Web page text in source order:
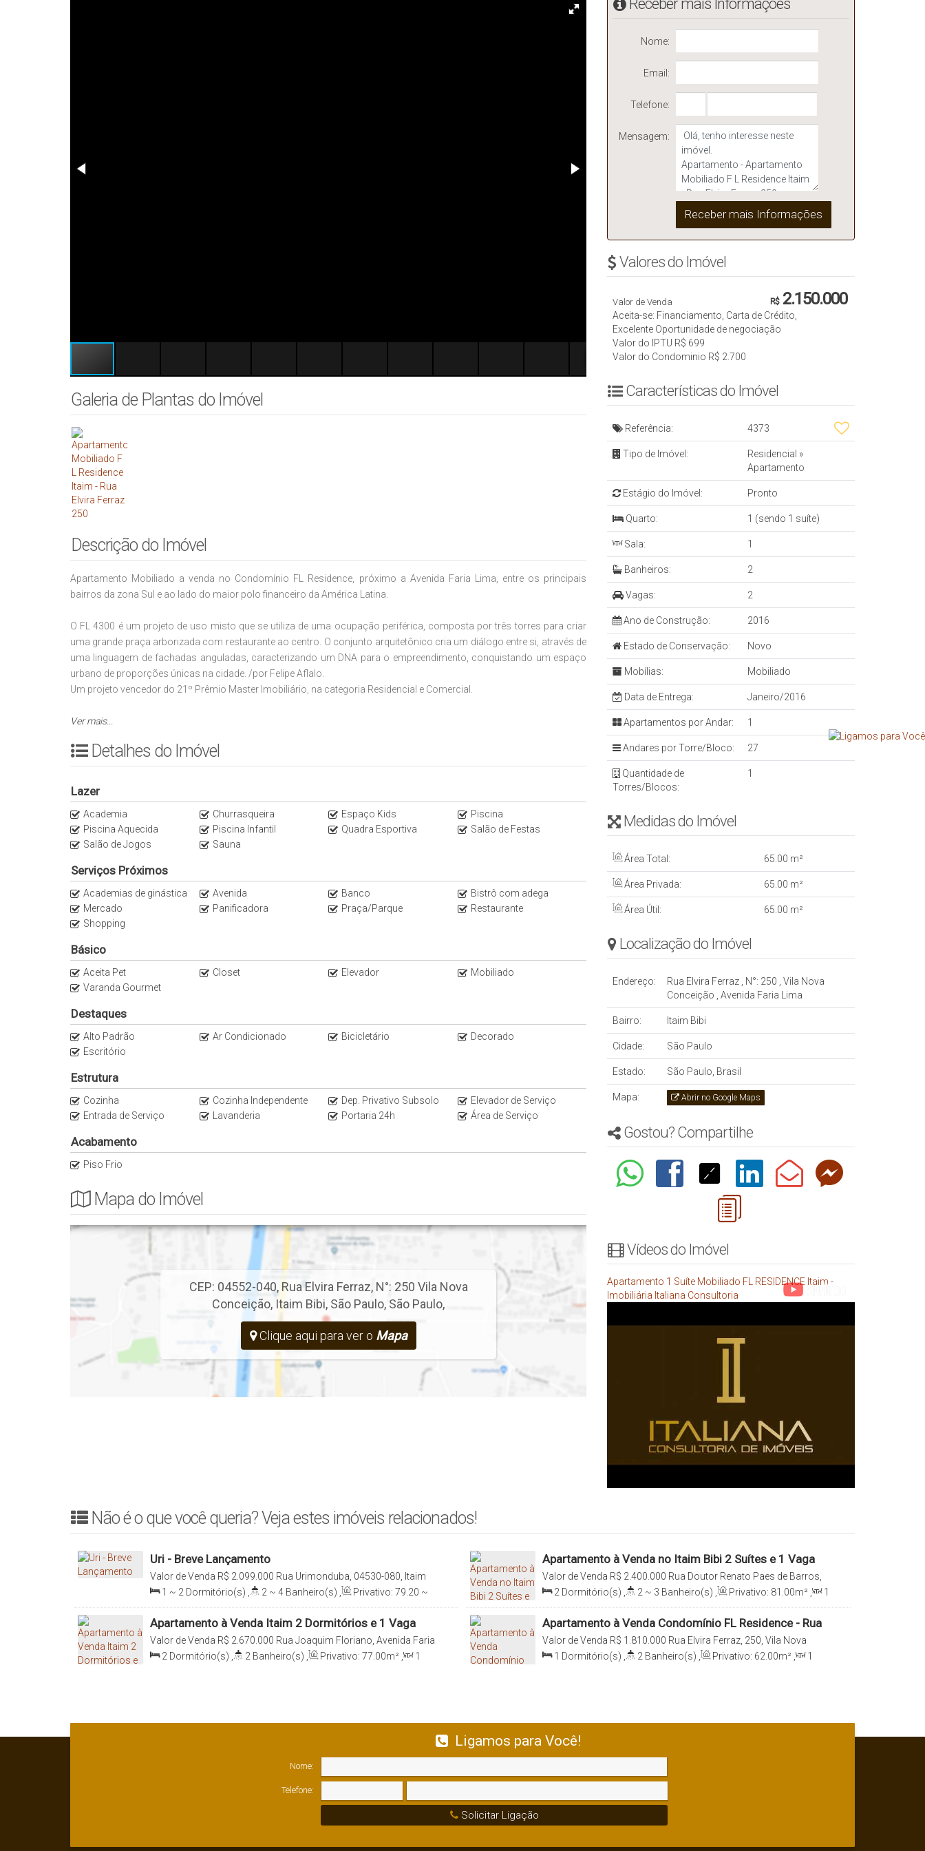
Galeria de Plantas do Imóvel
Descrição do Imóvel
Apartamento Mobiliado a venda no Condomínio FL Residence, próximo a Avenida Faria Lima, entre os principais
bairros da zona Sul e ao lado do maior polo financeiro da América Latina.
O FL 4300 é um projeto de uso misto que se utiliza de uma ocupação periférica, composta por três torres para criar
uma grande praça arborizada com restaurante ao centro. O conjunto arquitetônico cria um diálogo entre si, através de
uma linguagem de fachadas anguladas, caracterizando um DNA para o empreendimento, conquistando um espaço
urbano de proporções únicas na cidade. /por Felipe Aflalo.
Um projeto vencedor do 21º Prêmio Master Imobiliário, na categoria Residencial e Comercial.
Apartamentos modernos e sofisticados como quem vai viver aqui.
A região da Av. Faria Lima, também é conhecida como a Wall Street brasileira, tem a maior concentração de bancos,
edifícios comerciais, restaurantes, lojas, shoppings e todos os tipos de serviços. Tem acesso fácil à ciclovia, grandes
parques e a toda rede de transportes. É o melhor lugar para morar, investir e ter o seu negócio.
O F.L Residence tem a administração do pool de locação by Nest the longstay Experience, e faz parte do complexo F.L
4300 que conta também com o F.L Corporate e o F.L Office, interligados pela F.L Square, uma praça com 1200 m² de
uso livre que conta com uma unidade do restaurante Maremonti.
A Imobiliária Italiana Consultoria é especialista em apartamentos de Alto Padrão, nos principais bairros da Zona Sul de
São Paulo. Fale conosco através do WhatsApp. Encontre opções nas nossas redes sociais Italiana Consultoria.
Não perca essa oportunidade única! Agende sua visita e venha se encantar com esse imóvel por apenas R$
1.810.000,00. Seu novo lar te espera.
Ver mais...
Detalhes do Imóvel
Lazer
Academia Churrasqueira Espaço Kids
Piscina
Piscina Aquecida
Piscina Infantil Quadra Esportiva
Salão de Festas
Salão de Jogos
Sauna
Serviços Próximos
Academias de ginástica Avenida Banco
Bistrô com adega
Mercado
Panificadora Praça/Parque
Restaurante
Shopping
Básico
Aceita Pet Closet Elevador
Mobiliado
Varanda Gourmet
Destaques
Alto Padrão Ar Condicionado Bicicletário
Decorado
Escritório
Estrutura
Cozinha Cozinha Independente Dep. Privativo Subsolo
Elevador de Serviço
Entrada de Serviço
Lavanderia Portaria 24h Área de Serviço
Acabamento
Piso Frio
Mapa do Imóvel
CEP: 04552-040, Rua Elvira Ferraz, N°: 250 Vila Nova
Conceição, Itaim Bibi, São Paulo, São Paulo,
Clique aqui para ver o Mapa
Receber mais Informações
Nome:
Email:
Telefone:
Mensagem:
Valores do Imóvel
R$2.150.000
Valor de Venda
Aceita-se: Financiamento, Carta de Crédito,
Excelente Oportunidade de negociação
Valor do IPTU R$ 699
Valor do Condominio R$ 2.700
Características do Imóvel
Referência: 4373
Tipo de Imóvel: Residencial »
Apartamento
Estágio do Imóvel: Pronto
Quarto: 1 (sendo 1 suíte)
Sala: 1
Banheiros: 2
Vagas: 2
Ano de Construção: 2016
Estado de Conservação: Novo
Mobílias: Mobiliado
Data de Entrega: Janeiro/2016
Apartamentos por Andar: 1
Andares por Torre/Bloco: 27
Quantidade de
Torres/Blocos:
1
Medidas do Imóvel
Área Total: 65 .00 m²
Área Privada: 65 .00 m²
Área Útil: 65 .00 m²
Localização do Imóvel
Endereço: Rua Elvira Ferraz N°: 250
Vila Nova
Conceição
Avenida Faria Lima
Bairro: Itaim Bibi
Cidade: São Paulo
Estado: São Paulo, Brasil
Mapa: Abrir no Google Maps
Gostou? Compartilhe
Vídeos do Imóvel
Apartamento 1 Suíte Mobiliado FL RESIDENCE Itaim -
Imobiliária Italiana Consultoria
Não é o que você queria? Veja estes imóveis relacionados!
Uri - Breve Lançamento
R$ 2.099.000
Valor de Venda
Rua Urimonduba, 04530-080, Itaim
Bibi, São Paulo, São Paulo, Brasil
1 ~ 2 Dormitório(s) 2 ~ 4 Banheiro(s) Privativo: 79 .20 ~
Vaga(s)
Útil: 70 .00 m²
Apartamento à Venda no Itaim Bibi 2 Suítes e 1 Vaga
R$ 2.400.000
Valor de Venda
Rua Doutor Renato Paes de Barros,
04530-000, Itaim Bibi, São Paulo, São Paulo, Brasil
2 Dormitório(s) 2 ~ 3 Banheiro(s) Privativo: 81 .00m²
1
81
m² Terreno: 693 .00m²
Apartamento à Venda Itaim 2 Dormitórios e 1 Vaga
R$ 2.670.000
Valor de Venda
Rua Joaquim Floriano, Avenida Faria
Lima, 04534-014, Itaim Bibi, São Paulo, São Paulo, Brasil
2 Dormitório(s) 2 Banheiro(s) Privativo: 77 .00m²
1
Apartamento à Venda Condomínio FL Residence - Rua
Elvira Ferraz, 250 - Itaim Bibi
R$ 1.810.000
Valor de Venda
Rua Elvira Ferraz, 250, Vila Nova
Conceição, 04552-040, Itaim Bibi, São Paulo, São Paulo, Brasil
1 Dormitório(s) 2 Banheiro(s) Privativo: 62 .00m²
1
Ligamos para Você!
Nome:
Telefone:
Solicitar Ligação